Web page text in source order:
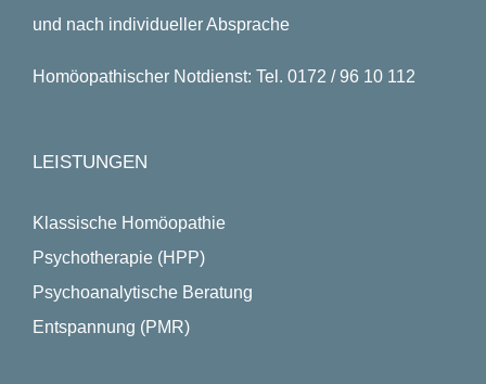
und nach individueller Absprache
Homöopathischer Notdienst: Tel. 0172 / 96 10 112
LEISTUNGEN
Klassische Homöopathie
Psychotherapie (HPP)
Psychoanalytische Beratung
Entspannung (PMR)